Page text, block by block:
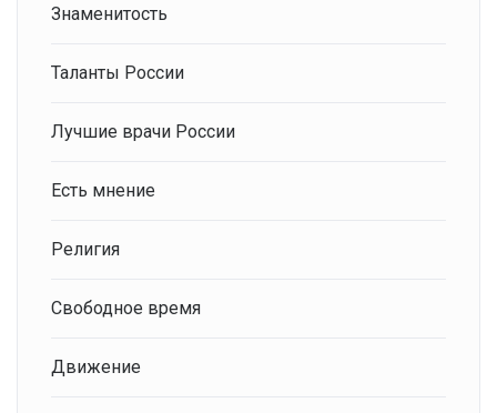
Знаменитость
Таланты России
Лучшие врачи России
Есть мнение
Религия
Свободное время
Движение